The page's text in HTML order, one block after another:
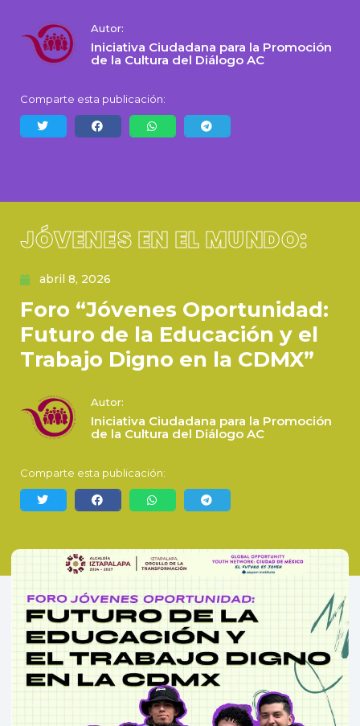
Autor:
Iniciativa Ciudadana para la Promoción
de la Cultura del Diálogo AC
Comparte esta publicación:
JÓVENES EN EL MUNDO:
abril 8, 2026
Foro “Jóvenes Oportunidad:
Futuro de la Educación y el
Trabajo Digno en la CDMX”
Autor:
Iniciativa Ciudadana para la Promoción
de la Cultura del Diálogo AC
Comparte esta publicación: